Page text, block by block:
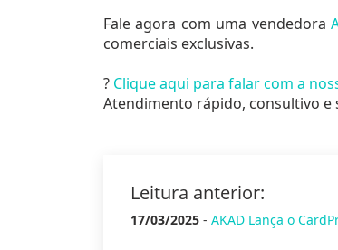
Fale agora com uma vendedora
comerciais exclusivas.
? Clique aqui para falar com a
Atendimento rápido, consultivo e
Leitura anterior:
17/03/2025 - AKAD Lança o